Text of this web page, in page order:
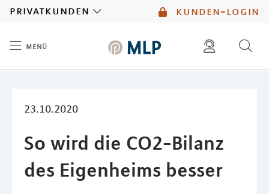
kunden-login
privatkunden
menü
23.10.2020
So wird die CO2-Bilanz
des Eigenheims besser